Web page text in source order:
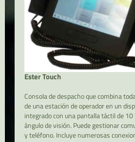
Ester Touch
Consola de despacho que combina
de una estación de operador en un
integrado con una pantalla táctil de
ángulo de visión. Puede gestionar
y teléfono. Incluye numerosas